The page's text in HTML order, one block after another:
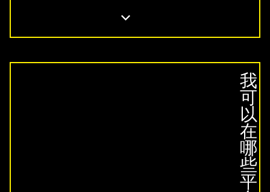
我
可
以
在
哪
些
平